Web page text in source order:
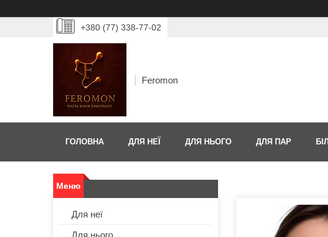
+380 (77) 338-77-02
Feromon
ГОЛОВНА ДЛЯ НЕЇ ДЛЯ НЬОГО ДЛЯ ПАР
Для неї